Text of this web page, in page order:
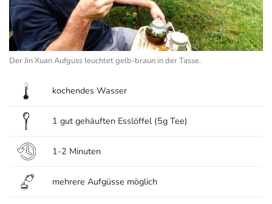
Der Jin Xuan Aufguss leuchtet gelb-braun in der Tasse.
kochendes Wasser
1 gut gehäuften Esslöffel (5g Tee)
1-2 Minuten
mehrere Aufgüsse möglich